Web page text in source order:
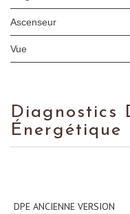
Ascenseur
Vue
Diagnostics De Performance
Énergétique
DPE ANCIENNE VERSION